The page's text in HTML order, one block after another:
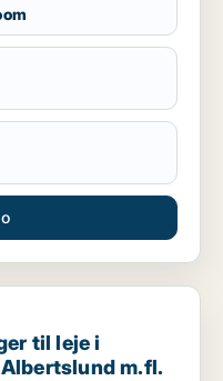
i Glostrup, Brøndby eller
til leje i
m.fl.